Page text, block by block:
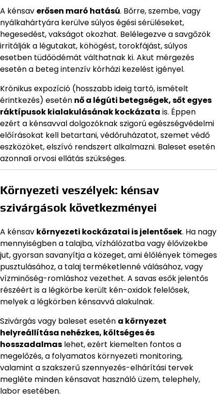
A kénsav erősen maró hatású. Bőrre, szembe, vagy
nyálkahártyára kerülve súlyos égési sérüléseket,
hegesedést, vakságot okozhat. Belélegezve a savgőzök
irritálják a légutakat, köhögést, torokfájást, súlyos
esetben tüdőödémát válthatnak ki. Akut mérgezés
esetén a beteg intenzív kórházi kezelést igényel.
Krónikus expozíció (hosszabb ideig tartó, ismételt
érintkezés) esetén nő a légúti betegségek, sőt egyes
ráktípusok kialakulásának kockázata is. Éppen
ezért a kénsavval dolgozóknak szigorú egészségvédelmi
előírásokat kell betartani, védőruházatot, szemet védő
eszközöket, elszívó rendszert alkalmazni. Baleset esetén
azonnali orvosi ellátás szükséges.
Környezeti veszélyek: kénsav
szivárgások következményei
A kénsav környezeti kockázatai is jelentősek. Ha nagy
mennyiségben a talajba, vízhálózatba vagy élővizekbe
jut, gyorsan savanyítja a közeget, ami élőlények tömeges
pusztulásához, a talaj terméketlenné válásához, vagy
vízminőség-romláshoz vezethet. A savas esők jelentős
részéért is a légkörbe került kén-oxidok felelősek,
melyek a légkörben kénsavvá alakulnak.
Szivárgás vagy baleset esetén a környezet
helyreállítása nehézkes, költséges és
hosszadalmas lehet, ezért kiemelten fontos a
megelőzés, a folyamatos környezeti monitoring,
valamint a szakszerű szennyezés-elhárítási tervek
megléte minden kénsavat használó üzem, telephely,
labor esetében.